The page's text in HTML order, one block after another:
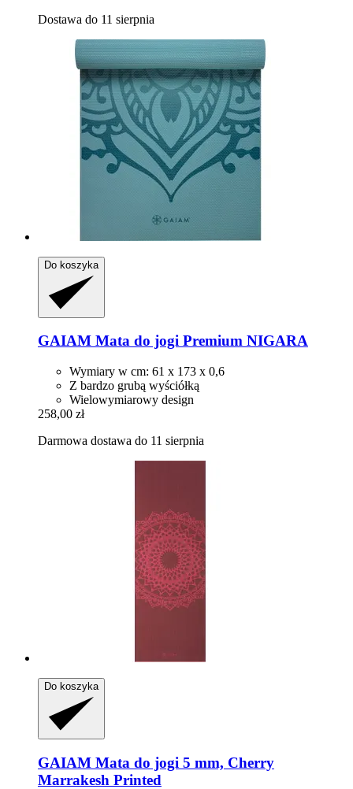
Dostawa do 11 sierpnia
Do koszyka
GAIAM Mata do jogi Premium NIGARA
Wymiary w cm: 61 x 173 x 0,6
Z bardzo grubą wyściółką
Wielowymiarowy design
258,00 zł
Darmowa dostawa do 11 sierpnia
Do koszyka
GAIAM Mata do jogi 5 mm, Cherry
Marrakesh Printed